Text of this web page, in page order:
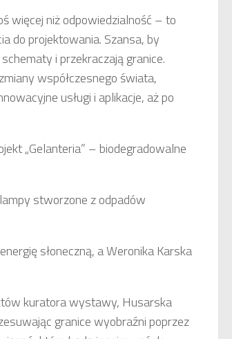
więcej niż odpowiedzialność – to
do projektowania. Szansa, by
i przekraczają granice.
współczesnego świata,
usługi i aplikacje, aż po
„Gelanteria” – biodegradowalne
stworzone z odpadów
słoneczną, a Weronika Karska
kuratora wystawy, Husarska
granice wyobraźni poprzez